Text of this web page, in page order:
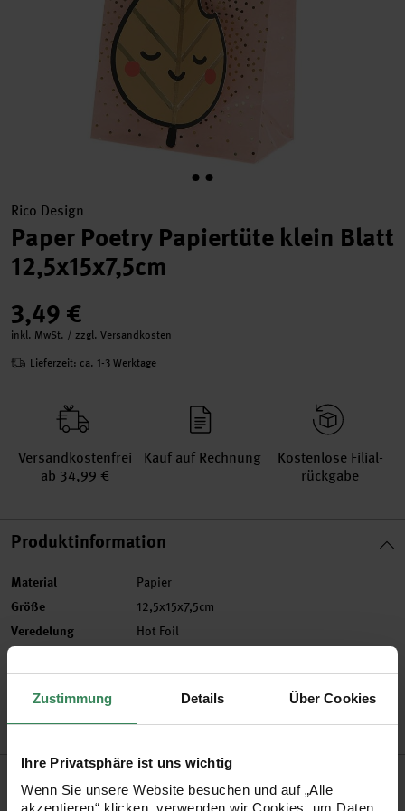
Zustimmung Details Über Cookies
Ihre Privatsphäre ist uns wichtig
Wenn Sie unsere Website besuchen und auf „Alle
akzeptieren“ klicken, verwenden wir Cookies, um Daten
Rico Design
Paper Poetry Papiertüte klein Blatt
12,5x15x7,5cm
3,49 €
inkl. MwSt. / zzgl. Versandkosten
Lieferzeit: ca. 1-3 Werktage
Versand­kosten­frei
ab 34,99 €
Kauf auf Rechnung
Kosten­lose Filial­
rückgabe
Produktinformation
Material Papier
Größe 12,5x15x7,5cm
Veredelung Hot Foil
Produktbeschreibung